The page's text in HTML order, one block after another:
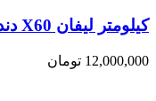
کیلومتر لیفان X60 دنده
12,000,000 تومان